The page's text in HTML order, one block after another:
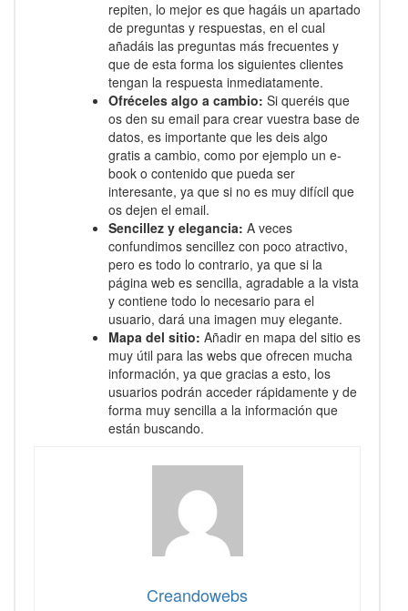
repiten, lo mejor es que hagáis un apartado
de preguntas y respuestas, en el cual
añadáis las preguntas más frecuentes y
que de esta forma los siguientes clientes
tengan la respuesta inmediatamente.
Ofréceles algo a cambio: Si queréis que
os den su email para crear vuestra base de
datos, es importante que les deis algo
gratis a cambio, como por ejemplo un e-
book o contenido que pueda ser
interesante, ya que si no es muy difícil que
os dejen el email.
Sencillez y elegancia: A veces
confundimos sencillez con poco atractivo,
pero es todo lo contrario, ya que si la
página web es sencilla, agradable a la vista
y contiene todo lo necesario para el
usuario, dará una imagen muy elegante.
Mapa del sitio: Añadir en mapa del sitio es
muy útil para las webs que ofrecen mucha
información, ya que gracias a esto, los
usuarios podrán acceder rápidamente y de
forma muy sencilla a la información que
están buscando.
Creandowebs